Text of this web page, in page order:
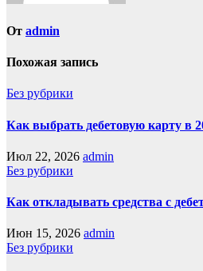
От admin
Похожая запись
Без рубрики
Как выбрать дебетовую карту в
Июл 22, 2026 admin
Без рубрики
Как откладывать средства с
Июн 15, 2026 admin
Без рубрики